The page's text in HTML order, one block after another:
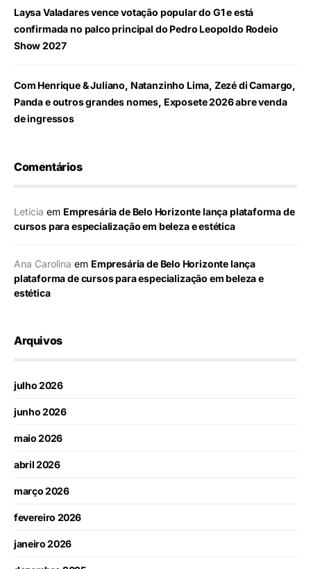
Laysa Valadares vence votação popular do G1 e está
confirmada no palco principal do Pedro Leopoldo Rodeio
Show 2027
Com Henrique & Juliano, Natanzinho Lima, Zezé di Camargo,
Panda e outros grandes nomes, Exposete 2026 abre venda
de ingressos
Comentários
Leticia em Empresária de Belo Horizonte lança plataforma de
cursos para especialização em beleza e estética
Ana Carolina em Empresária de Belo Horizonte lança
plataforma de cursos para especialização em beleza e
estética
Arquivos
julho 2026
junho 2026
maio 2026
abril 2026
março 2026
fevereiro 2026
janeiro 2026